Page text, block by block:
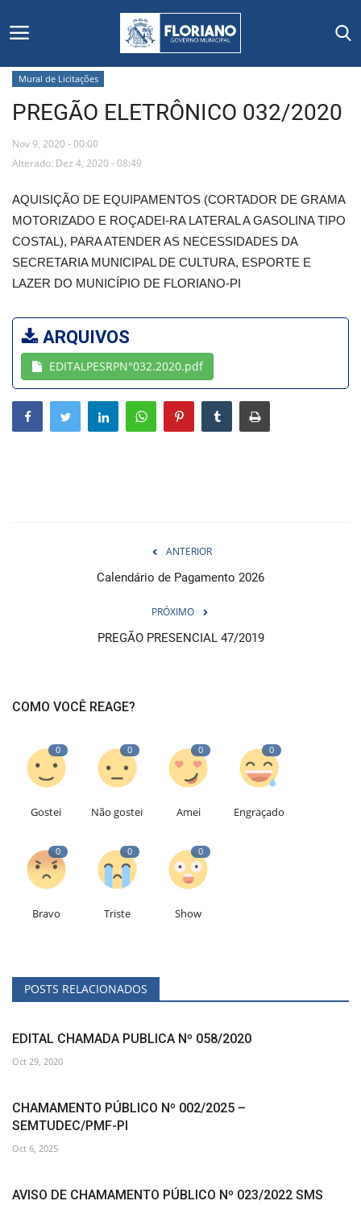
Início
Editais
Floriano
Secretarias e Órgãos
Mural de Licitações
Notícias
Vídeos
Webmail
Mural de Licitações
PREGÃO ELETRÔNICO 032/2020
Nov 9, 2020 - 00:00
Alterado: Dez 4, 2020 - 08:49
AQUISIÇÃO DE EQUIPAMENTOS (CORTADOR DE GRAMA
MOTORIZADO E ROÇADEI-RA LATERAL A GASOLINA TIPO
COSTAL), PARA ATENDER AS NECESSIDADES DA
SECRETARIA MUNICIPAL DE CULTURA, ESPORTE E
LAZER DO MUNICÍPIO DE FLORIANO-PI
ARQUIVOS
EDITALPESRPN°032.2020.pdf
ANTERIOR
Calendário de Pagamento 2026
PRÓXIMO
PREGÃO PRESENCIAL 47/2019
COMO VOCÊ REAGE?
0
Gostei
0
Não gostei
0
Amei
0
Engraçado
0
Bravo
0
Triste
0
Show
POSTS RELACIONADOS
EDITAL CHAMADA PUBLICA Nº 058/2020
Oct 29, 2020
CHAMAMENTO PÚBLICO Nº 002/2025 –
SEMTUDEC/PMF-PI
Oct 6, 2025
AVISO DE CHAMAMENTO PÚBLICO Nº 023/2022 SMS